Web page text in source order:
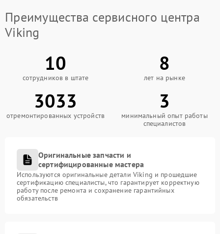
Преимущества сервисного центра
Viking
10
сотрудников в штате
8
лет на рынке
3033
отремонтированных устройств
3
минимальный опыт работы
специалистов
Оригинальные запчасти и
сертифицированные мастера
Используются оригинальные детали Viking и прошедшие
сертификацию специалисты, что гарантирует корректную
работу после ремонта и сохранение гарантийных
обязательств